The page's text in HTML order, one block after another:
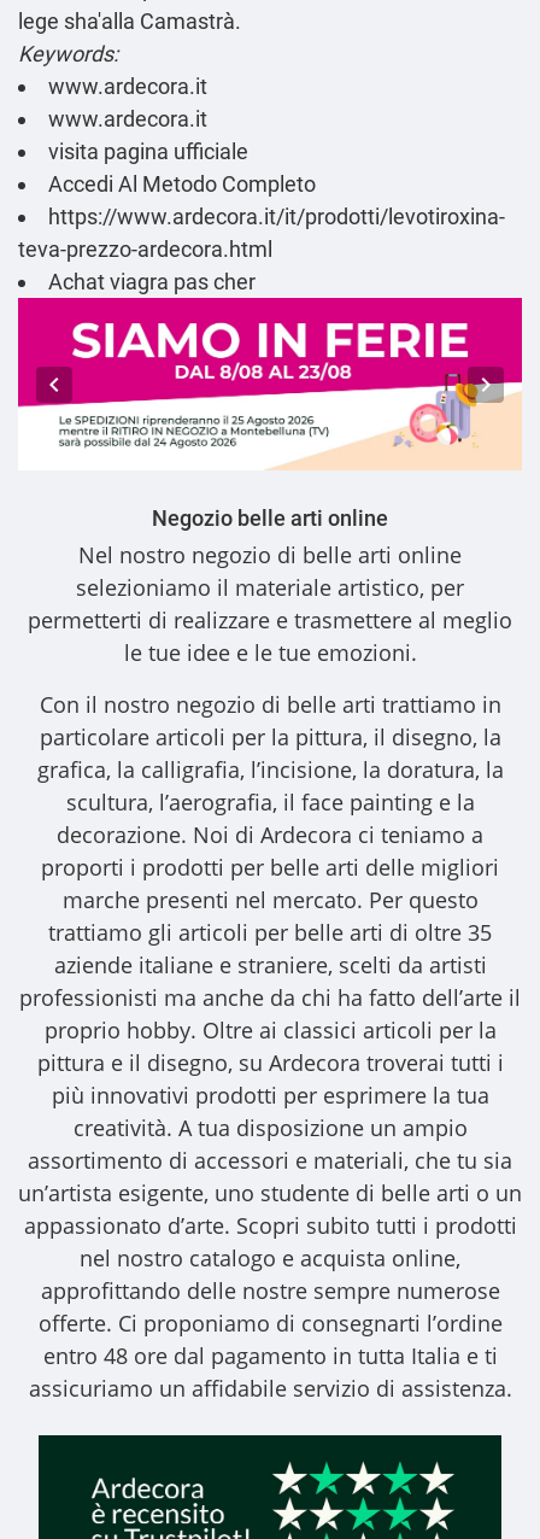
lege sha'alla Camastrà.
Keywords:
www.ardecora.it
www.ardecora.it
visita pagina ufficiale
Accedi Al Metodo Completo
https://www.ardecora.it/it/prodotti/levotiroxina-
teva-prezzo-ardecora.html
Achat viagra pas cher
Negozio belle arti online
Nel nostro negozio di belle arti online
selezioniamo il materiale artistico, per
permetterti di realizzare e trasmettere al meglio
le tue idee e le tue emozioni.
Con il nostro negozio di belle arti trattiamo in
particolare articoli per la pittura, il disegno, la
grafica, la calligrafia, l’incisione, la doratura, la
scultura, l’aerografia, il face painting e la
decorazione. Noi di Ardecora ci teniamo a
proporti i prodotti per belle arti delle migliori
marche presenti nel mercato. Per questo
trattiamo gli articoli per belle arti di oltre 35
aziende italiane e straniere, scelti da artisti
professionisti ma anche da chi ha fatto dell’arte il
proprio hobby. Oltre ai classici articoli per la
pittura e il disegno, su Ardecora troverai tutti i
più innovativi prodotti per esprimere la tua
creatività. A tua disposizione un ampio
assortimento di accessori e materiali, che tu sia
un’artista esigente, uno studente di belle arti o un
appassionato d’arte. Scopri subito tutti i prodotti
nel nostro catalogo e acquista online,
approfittando delle nostre sempre numerose
offerte. Ci proponiamo di consegnarti l’ordine
entro 48 ore dal pagamento in tutta Italia e ti
assicuriamo un affidabile servizio di assistenza.